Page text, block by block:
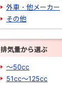
外車・他メーカー
その他
排気量から選ぶ
～50cc
51cc～125cc